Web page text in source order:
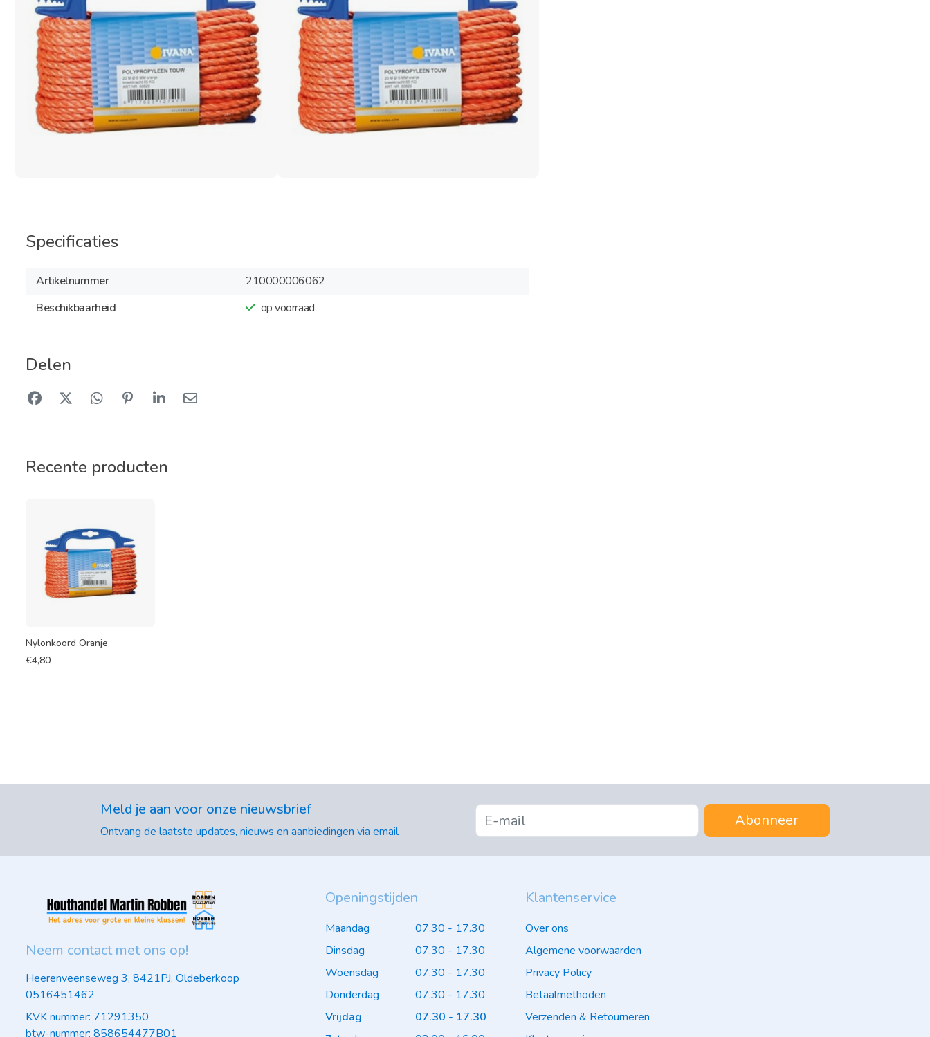
Specificaties
Artikelnummer
210000006062
Beschikbaarheid
op voorraad
Delen
Recente producten
Nylonkoord Oranje
€4,80
Meld je aan voor onze nieuwsbrief
Ontvang de laatste updates, nieuws en aanbiedingen via email
Abonneer
Neem contact met ons op!
Heerenveenseweg 3, 8421PJ, Oldeberkoop
0516451462
KVK nummer: 71291350
btw-nummer: 858654477B01
Openingstijden
Maandag
07.30 - 17.30
Dinsdag
07.30 - 17.30
Woensdag
07.30 - 17.30
Donderdag
07.30 - 17.30
Vrijdag
07.30 - 17.30
Klantenservice
Over ons
Algemene voorwaarden
Privacy Policy
Betaalmethoden
Verzenden & Retourneren